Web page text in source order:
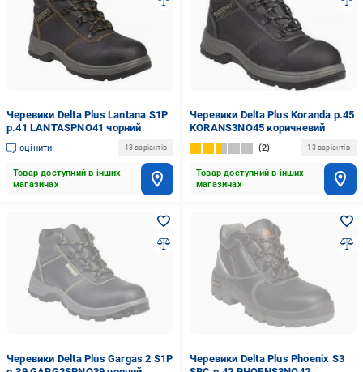
Черевики Delta Plus Lantana S1P
р.41 LANTASPNO41 чорний
оцінити 13 варіантів
Товар доступний в інших
магазинах
Черевики Delta Plus Koranda р.45
KORANS3NO45 коричневий
2 13 варіантів
Товар доступний в інших
магазинах
Черевики Delta Plus Gargas 2 S1P
Черевики Delta Plus Phoenix S3